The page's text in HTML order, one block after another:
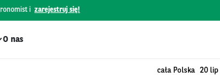
i zarejestruj się!
O nas
cała Polska 20 lip